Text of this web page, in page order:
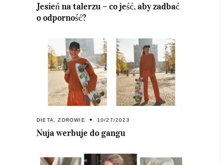
Jesień na talerzu – co jeść, aby zadbać
o odporność?
DIETA ,ZDROWIE 10/27/2023
Nuja werbuje do gangu